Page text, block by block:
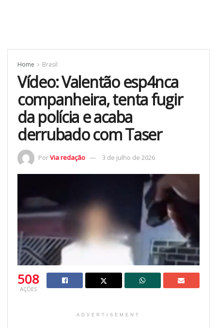
Home Brasil
Vídeo: Valentão esp4nca
companheira, tenta fugir
da polícia e acaba
derrubado com Taser
PorVia redação 3 de julho de 2026
508
AÇÕES
ADVERTISEMENT